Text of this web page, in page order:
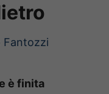
Fantozzi
è finita